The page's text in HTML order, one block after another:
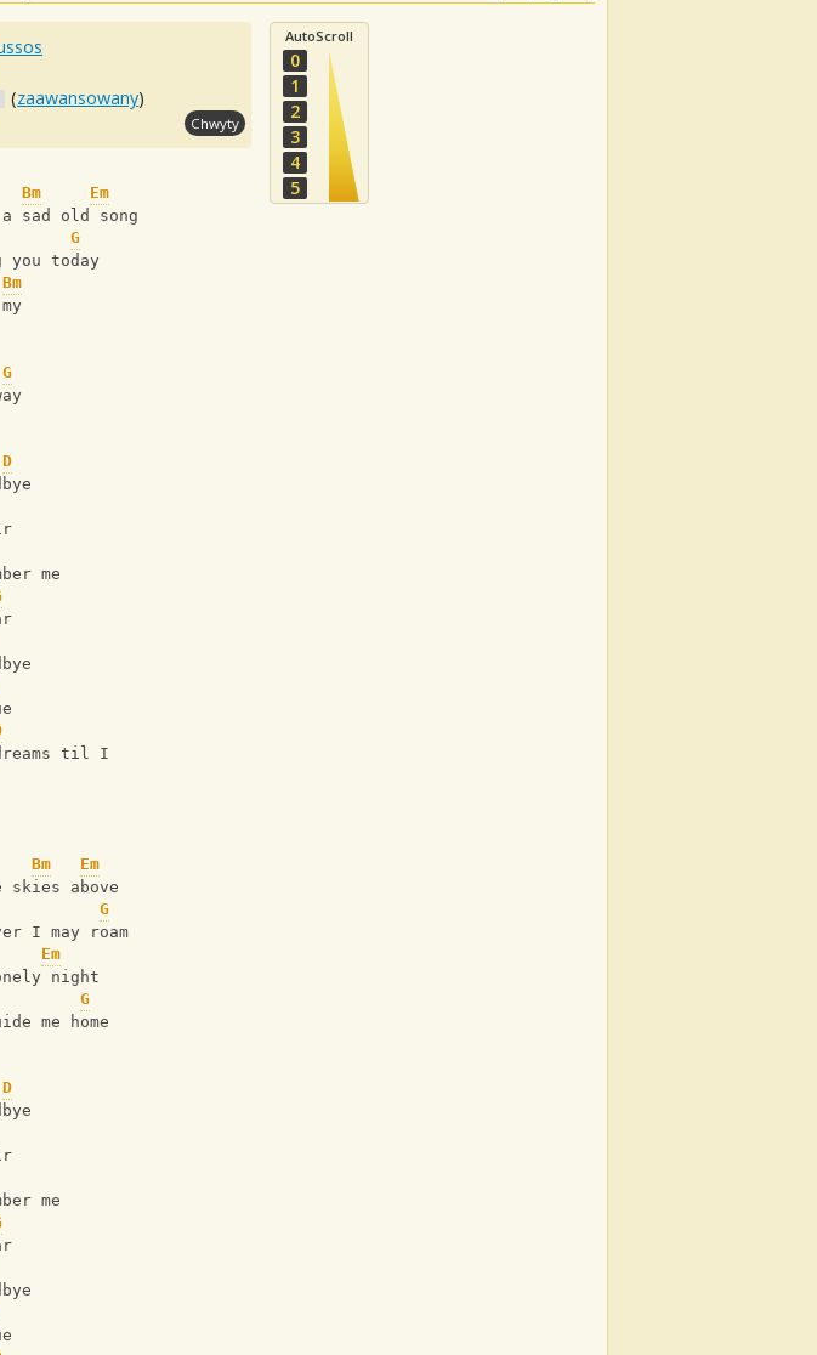
(zaawansowany)
Chwyty
AutoScroll
0
1
2
3
4
5
Bm
Em
sad old song
G
today
Bm
G
D
me
til I
Bm
Em
above
G
I may roam
Em
night
G
me home
D
me